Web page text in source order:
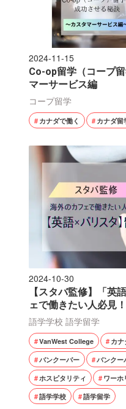
2024-11-15
Co-op留学（コープ
マーサービス編
コープ留学
カナダで働く カナダ留
2024-10-30
【スタバ監修】「英
ェで働きたい人必見！
語学学校 語学留学
VanWest College カナ
バンクーバー
バンクー
ホスピタリティ
ワーホ
語学学校
語学留学